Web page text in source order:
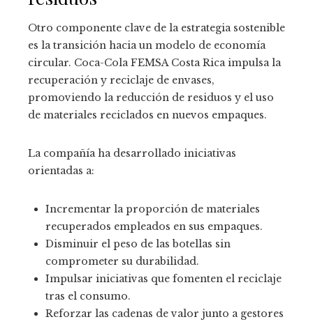
Otro componente clave de la estrategia sostenible
es la transición hacia un modelo de economía
circular. Coca-Cola FEMSA Costa Rica impulsa la
recuperación y reciclaje de envases,
promoviendo la reducción de residuos y el uso
de materiales reciclados en nuevos empaques.
La compañía ha desarrollado iniciativas
orientadas a:
Incrementar la proporción de materiales
recuperados empleados en sus empaques.
Disminuir el peso de las botellas sin
comprometer su durabilidad.
Impulsar iniciativas que fomenten el reciclaje
tras el consumo.
Reforzar las cadenas de valor junto a gestores